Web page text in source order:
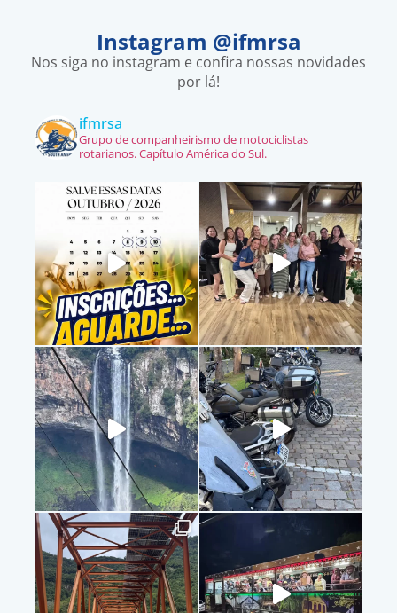
Instagram @ifmrsa
Nos siga no instagram e confira nossas novidades
por lá!
ifmrsa
Grupo de companheirismo de motociclistas
rotarianos. Capítulo América do Sul.